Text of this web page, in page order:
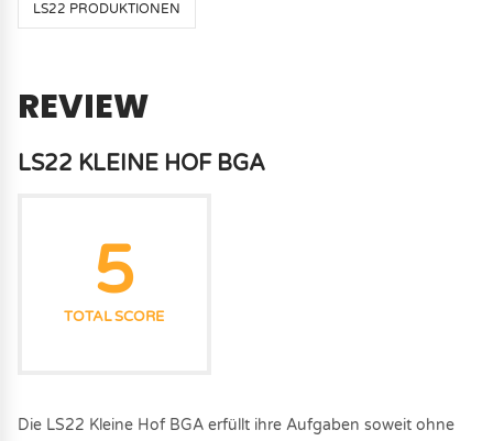
LS22 PRODUKTIONEN
REVIEW
LS22 KLEINE HOF BGA
5
TOTAL SCORE
Die LS22 Kleine Hof BGA erfüllt ihre Aufgaben soweit ohne